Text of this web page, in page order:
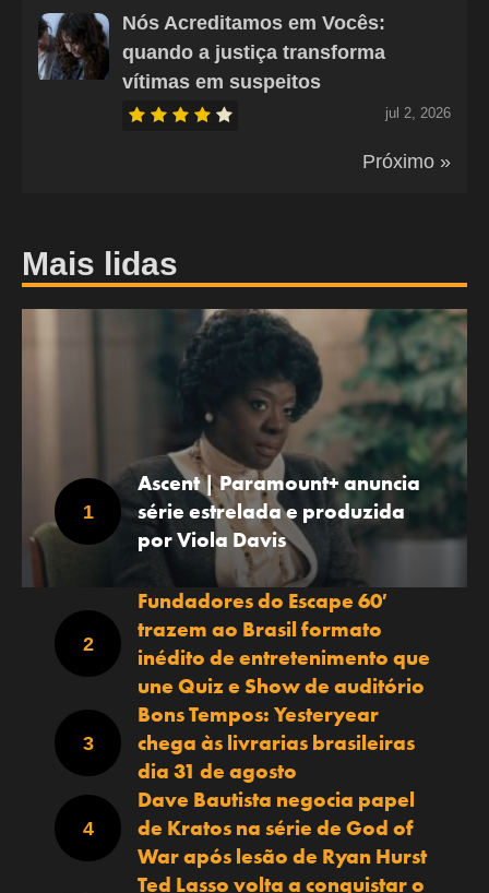
Nós Acreditamos em Vocês:
quando a justiça transforma
vítimas em suspeitos
jul 2, 2026
Próximo »
Mais lidas
Ascent | Paramount+ anuncia
série estrelada e produzida
por Viola Davis
Fundadores do Escape 60′
trazem ao Brasil formato
inédito de entretenimento que
une Quiz e Show de auditório
Bons Tempos: Yesteryear
chega às livrarias brasileiras
dia 31 de agosto
Dave Bautista negocia papel
de Kratos na série de God of
War após lesão de Ryan Hurst
Ted Lasso volta a conquistar o